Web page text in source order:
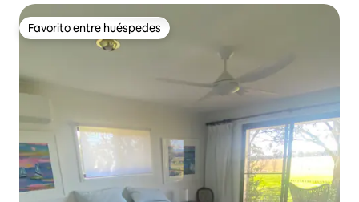
Favorito entre huéspedes
Favorito entre huéspedes